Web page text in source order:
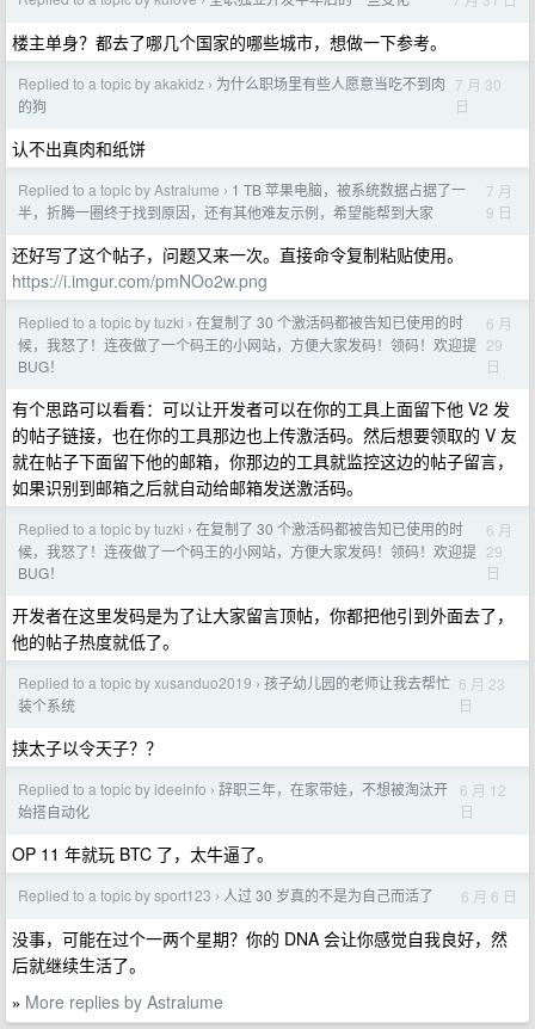
楼主单身？都去了哪几个国家的哪些城市，想做一下参考。
Replied to a topic by akakidz › 为什么职场里有些人愿意当吃不到肉
的狗
7 月 30
日
认不出真肉和纸饼
Replied to a topic by Astralume › 1 TB 苹果电脑，被系统数据占据了一
半，折腾一圈终于找到原因，还有其他难友示例，希望能帮到大家
7 月
9 日
还好写了这个帖子，问题又来一次。直接命令复制粘贴使用。
https://i.imgur.com/pmNOo2w.png
Replied to a topic by tuzki › 在复制了 30 个激活码都被告知已使用的时
候，我怒了！连夜做了一个码王的小网站，方便大家发码！领码！欢迎提
BUG！
6 月
29
日
有个思路可以看看：可以让开发者可以在你的工具上面留下他 V2 发
的帖子链接，也在你的工具那边也上传激活码。然后想要领取的 V 友
就在帖子下面留下他的邮箱，你那边的工具就监控这边的帖子留言，
如果识别到邮箱之后就自动给邮箱发送激活码。
Replied to a topic by tuzki › 在复制了 30 个激活码都被告知已使用的时
候，我怒了！连夜做了一个码王的小网站，方便大家发码！领码！欢迎提
BUG！
6 月
29
日
开发者在这里发码是为了让大家留言顶帖，你都把他引到外面去了，
他的帖子热度就低了。
Replied to a topic by xusanduo2019 › 孩子幼儿园的老师让我去帮忙
装个系统
6 月 23
日
挟太子以令天子？？
Replied to a topic by ideeinfo › 辞职三年，在家带娃，不想被淘汰开
始搭自动化
6 月 12
日
OP 11 年就玩 BTC 了，太牛逼了。
Replied to a topic by sport123 › 人过 30 岁真的不是为自己而活了 6 月 6 日
没事，可能在过个一两个星期？你的 DNA 会让你感觉自我良好，然
后就继续生活了。
» More replies by Astralume